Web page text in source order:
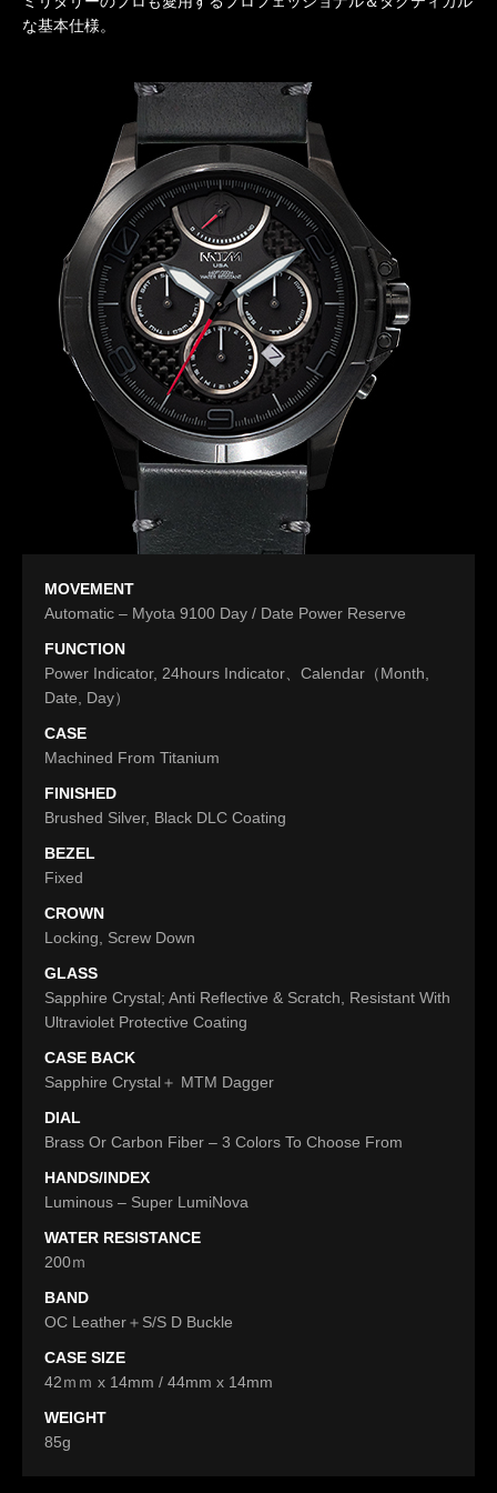
な基本仕様。
MOVEMENT
Automatic – Myota 9100 Day / Date Power Reserve
FUNCTION
Power Indicator, 24hours Indicator、Calendar（Month,
Date, Day）
CASE
Machined From Titanium
FINISHED
Brushed Silver, Black DLC Coating
BEZEL
Fixed
CROWN
Locking, Screw Down
GLASS
Sapphire Crystal; Anti Reflective & Scratch, Resistant With
Ultraviolet Protective Coating
CASE BACK
Sapphire Crystal＋ MTM Dagger
DIAL
Brass Or Carbon Fiber – 3 Colors To Choose From
HANDS/INDEX
Luminous – Super LumiNova
WATER RESISTANCE
200ｍ
BAND
OC Leather＋S/S D Buckle
CASE SIZE
42ｍｍ x 14mm / 44mm x 14mm
WEIGHT
85g